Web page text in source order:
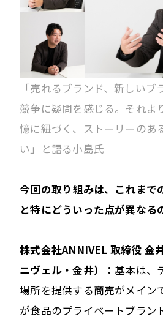
「売れるブランド、新しい
競争に疑問を感じる。それよ
憶に紐づく、ストーリーのあ
い」と語る小島氏
――今回の取り組みは、これま
と特にどういった点が異なる
株式会社ANNIVEL 取締役 金
ニヴェル・金井）： 基本は、
場所を提供する商売がメイン
が食品のプライベートブラン